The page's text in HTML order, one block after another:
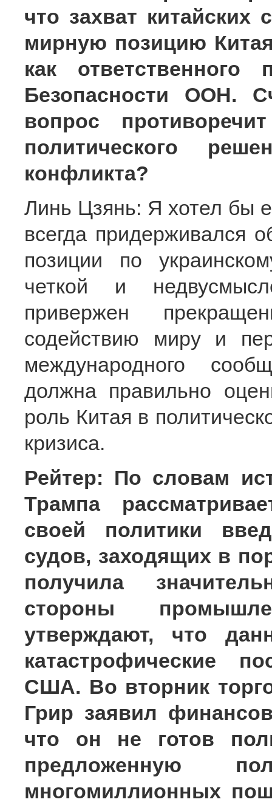
что захват китайских
мирную позицию
как ответственного
Безопасности ООН.
вопрос
политического
конфликта?
Линь Цзянь: Я хотел бы
всегда придерживался
позиции по
четкой и
привержен
содействию миру и
международного
должна правильно
роль Китая в
кризиса.
Рейтер: По словам
Трампа
своей политики
судов, заходящих в
получила
стороны
утверждают, что
катастрофические
США. Во вторник
Грир заявил
что он не готов
предложенную
многомиллионных